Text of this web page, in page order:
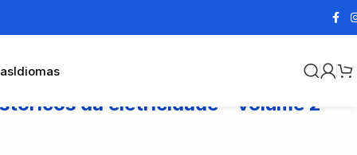
Idiomas
da eletricidade – volume 2